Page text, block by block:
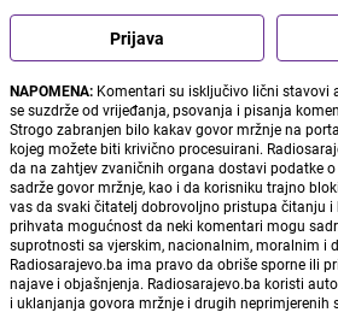
Prijava
NAPOMENA: Komentari su isključivo lični stavovi
se suzdrže od vrijeđanja, psovanja i pisanja
Strogo zabranjen bilo kakav govor mržnje na
kojeg možete biti krivično procesuirani.
da na zahtjev zvaničnih organa dostavi podatke
sadrže govor mržnje, kao i da korisniku trajno
vas da svaki čitatelj dobrovoljno pristupa čitanju i
prihvata mogućnost da neki komentari mogu
suprotnosti sa vjerskim, nacionalnim, moralnim i
Radiosarajevo.ba ima pravo da obriše sporne ili
najave i objašnjenja. Radiosarajevo.ba koristi
i uklanjanja govora mržnje i drugih neprimjerenih